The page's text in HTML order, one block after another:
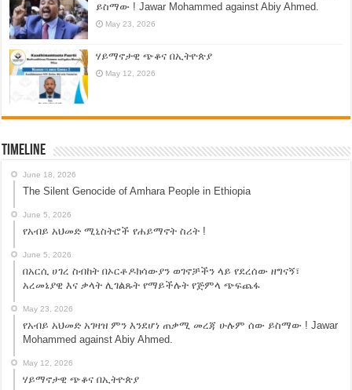
ይስማው ! Jawar Mohammed against Abiy Ahmed.
May 23, 2026
ሃይማኖታዊ ጭቆና በኢትዮጵያ
May 12, 2026
Timeline
June 18, 2026
The Silent Genocide of Amhara People in Ethiopia
June 5, 2026
የአብይ አህመድ ሚኒስትሮች የሐይማኖት ስሪት !
June 5, 2026
በአርሲ ሀገረ ስብከት በኦርቶዶክሳውያን ወገኖቻችን ላይ የደረሰው ዘግናኝ፣
አረመኔያዊ እና ቃላት ሊገልጹት የማይችሉት የጅምላ ጭፍጨፋ
May 23, 2026
የአብይ አህመድ አገዛዝ ምን እንደሆነ ጠቃሚ መረጃ ሁሉም ሰው ይስማው ! Jawar
Mohammed against Abiy Ahmed.
May 12, 2026
ሃይማኖታዊ ጭቆና በኢትዮጵያ